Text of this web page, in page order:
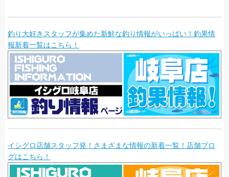
釣り大好きスタッフが集めた新鮮な釣り情報がいっぱい！釣果情
報新着一覧はこちら！
イシグロ店舗スタッフ発！さまざまな情報の新着一覧！店舗ブロ
グはこちら！